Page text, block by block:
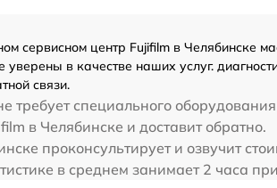
сервисном центр Fujifilm в Челябинске
в качестве наших услуг.
связи.
требует специального
в Челябинске и доставит обратно.
проконсультирует и озвучит
в среднем занимает 2 часа